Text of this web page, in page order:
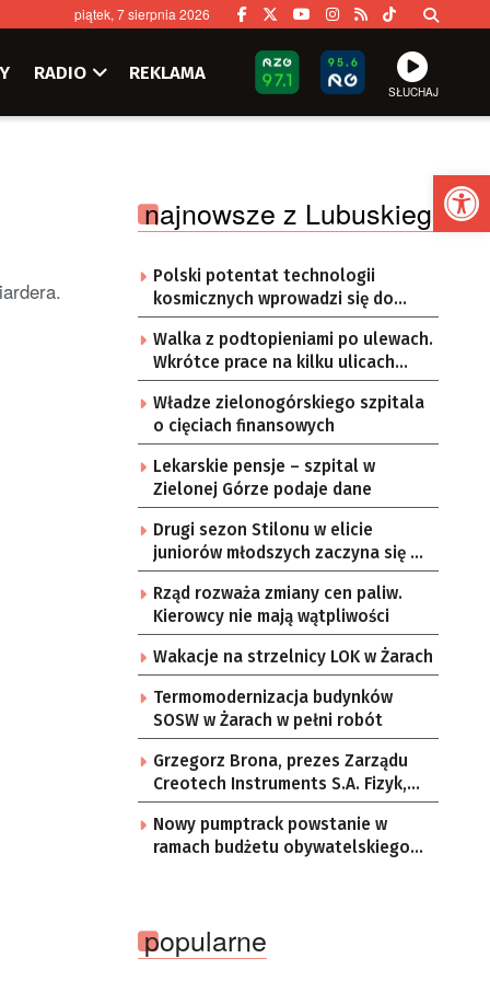
piątek, 7 sierpnia 2026
RADIO REKLAMA
SŁUCHAJ
najnowsze z Lubuskiego
Polski potentat technologii
kosmicznych wprowadzi się do
Zielonej Góry
Walka z podtopieniami po ulewach.
Wkrótce prace na kilku ulicach
Gorzowa
Władze zielonogórskiego szpitala
o cięciach finansowych
Lekarskie pensje – szpital w
Zielonej Górze podaje dane
Drugi sezon Stilonu w elicie
juniorów młodszych zaczyna się w
sobotę
Rząd rozważa zmiany cen paliw.
Kierowcy nie mają wątpliwości
Wakacje na strzelnicy LOK w Żarach
Termomodernizacja budynków
SOSW w Żarach w pełni robót
Grzegorz Brona, prezes Zarządu
Creotech Instruments S.A. Fizyk,
naukowiec, były pracownik CERN w
Genewie, przedsiębiorca i
nauczyciel akademicki, doktor
Kosmicznego oraz członek
Nowy pumptrack powstanie w
ramach budżetu obywatelskiego
popularne